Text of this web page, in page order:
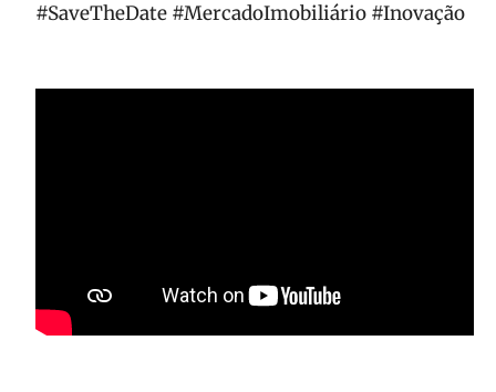
#SaveTheDate #MercadoImobiliário #Inovação